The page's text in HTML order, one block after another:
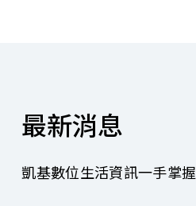
最新消息
凱基數位生活資訊一手掌握